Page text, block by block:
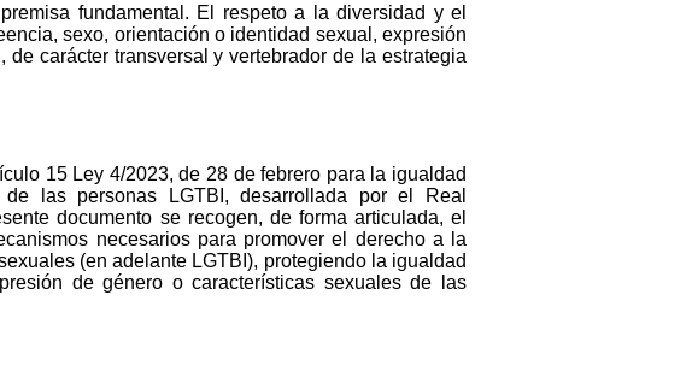
fundamental. El respeto a la diversidad y el
sexo, orientación o identidad sexual, expresión
carácter transversal y vertebrador de la estrategia
15 Ley 4/2023, de 28 de febrero para la igualdad
las personas LGTBI, desarrollada por el Real
documento se recogen, de forma articulada, el
necesarios para promover el derecho a la
(en adelante LGTBI), protegiendo la igualdad
de género o características sexuales de las